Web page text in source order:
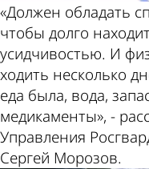
«Должен обладать
чтобы долго
усидчивостью. И
ходить несколько
еда была, вода,
медикаменты», -
Управления
Сергей Морозов.